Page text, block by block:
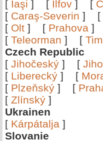
[ Iaşi ] [ Ilfov ] [
[ Caraş-Severin ] [
[ Olt ] [ Prahova ]
[ Teleorman ] [
Czech Republic
[ Jihočeský ] [
[ Liberecký ] [
[ Plzeňský ] [
[ Zlínský ]
Ukrainen
[ Kárpátalja ]
Slovanie